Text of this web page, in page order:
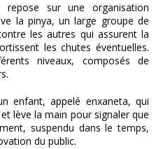
repose sur une organisation
la pinya, un large groupe de
les autres qui assurent la
les chutes éventuelles.
niveaux, composés de
enfant, appelé enxaneta, qui
lève la main pour signaler que
suspendu dans le temps,
du public.